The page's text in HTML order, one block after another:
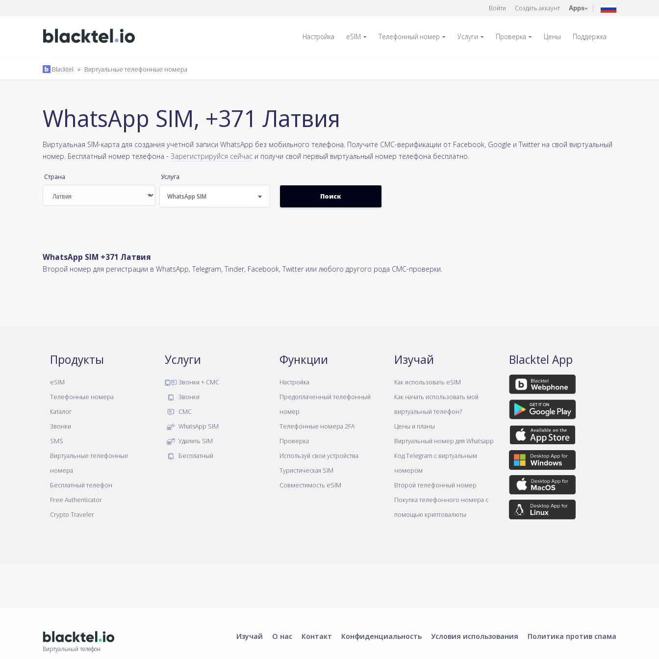
Войти Создать аккаунт Apps
Настройка eSIM Телефонный номер Услуги Проверка Цены Поддержка
Blacktel » Виртуальные телефонные номера
WhatsApp SIM, +371 Латвия
Виртуальная SIM-карта для создания учетной записи WhatsApp без мобильного телефона. Получите СМС-верификации от Facebook, Google и Twitter на свой виртуальный
номер. Бесплатный номер телефона - Зарегистрируйся сейчас и получи свой первый виртуальный номер телефона бесплатно.
Страна Услуга
WhatsApp SIM
WhatsApp SIM +371 Латвия
Второй номер для регистрации в WhatsApp, Telegram, Tinder, Facebook, Twitter или любого другого рода СМС-проверки.
Продукты
eSIM
Телефонные номера
Каталог
Звонки
SMS
Виртуальные телефонные
номера
Бесплатный телефон
Free Authenticator
Crypto Traveler
Услуги
Звонки + СМС
Звонки
СМС
WhatsApp SIM
Удалить SIM
Бесплатный
Функции
Настройка
Предоплаченный телефонный
номер
Телефонные номера 2FA
Проверка
Используй свои устройства
Туристическая SIM
Совместимость eSIM
Изучай
Как использовать eSIM
Как начать использовать мой
виртуальный телефон?
Цены и планы
Виртуальный номер для Whatsapp
Код Telegram с виртуальным
номером
Второй телефонный номер
Покупка телефонного номера с
помощью криптовалюты
Blacktel App
Виртуальный телефон
Изучай О нас Контакт Конфиденциальность Условия использования Политика против спама